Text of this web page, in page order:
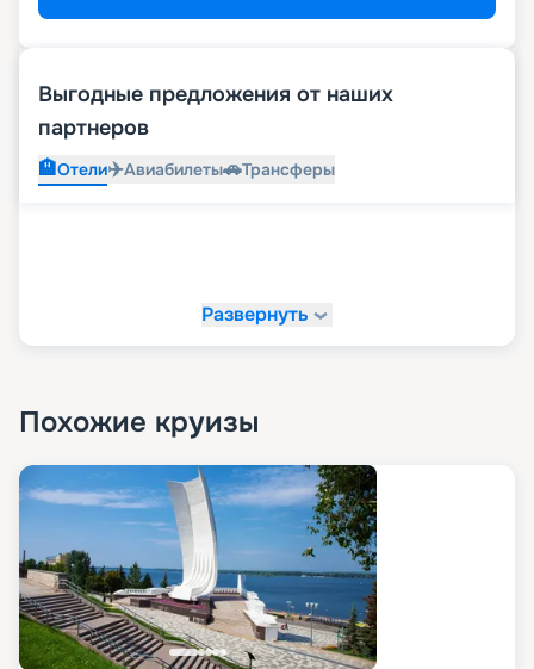
Выгодные предложения от наших
партнеров
🏨Отели✈️Авиабилеты🚗Трансферы
Развернуть
Похожие круизы